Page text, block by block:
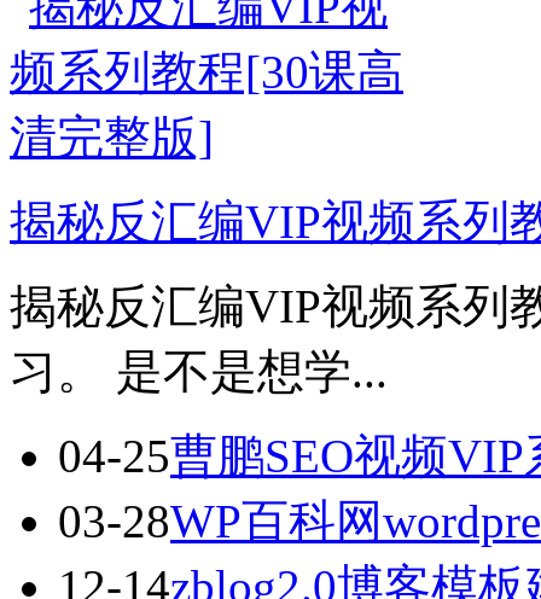
揭秘反汇编VIP视频系列
揭秘反汇编VIP视频系列
习。 是不是想学...
04-25曹鹏SEO视频
03-28WP百科网
12-14zblog2.0博客模